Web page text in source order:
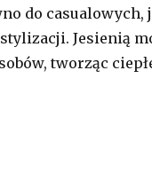
do casualowych,
Jesienią
tworząc